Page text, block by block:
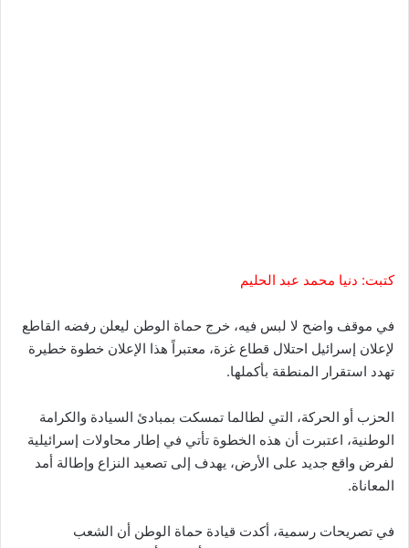
كتبت: دنيا محمد عبد الحليم
في موقف واضح لا لبس فيه، خرج حماة الوطن ليعلن رفضه القاطع
لإعلان إسرائيل احتلال قطاع غزة، معتبراً هذا الإعلان خطوة خطيرة
تهدد استقرار المنطقة بأكملها.
الحزب أو الحركة، التي لطالما تمسكت بمبادئ السيادة والكرامة
الوطنية، اعتبرت أن هذه الخطوة تأتي في إطار محاولات إسرائيلية
لفرض واقع جديد على الأرض، يهدف إلى تصعيد النزاع وإطالة أمد
المعاناة.
في تصريحات رسمية، أكدت قيادة حماة الوطن أن الشعب